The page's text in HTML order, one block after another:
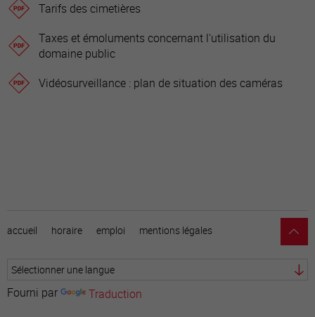
Tarifs des cimetières
Taxes et émoluments concernant l'utilisation du
domaine public
Vidéosurveillance : plan de situation des caméras
accueil horaire emploi mentions légales
Fourni par Traduction